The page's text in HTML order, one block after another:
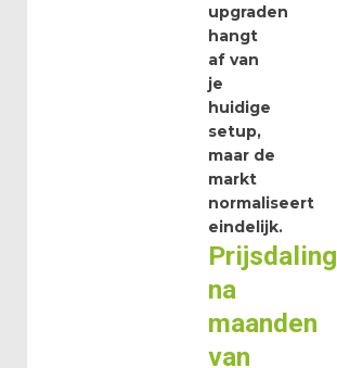
upgraden
hangt
af van
je
huidige
setup,
maar de
markt
normaliseert
eindelijk.
Prijsdaling
na
maanden
van